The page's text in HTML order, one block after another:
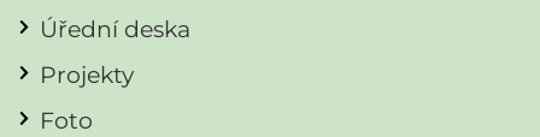
Úřední deska
Projekty
Foto